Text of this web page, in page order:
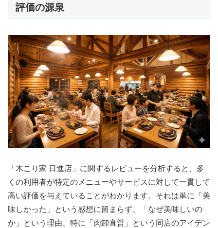
評価の源泉
「木こり家 日進店」に関するレビューを分析すると、多
くの利用者が特定のメニューやサービスに対して一貫して
高い評価を与えていることがわかります。それは単に「美
味しかった」という感想に留まらず、「なぜ美味しいの
か」という理由、特に「肉卸直営」という同店のアイデン